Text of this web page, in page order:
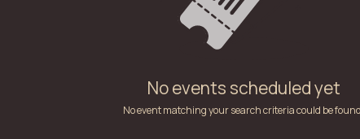
No events scheduled yet
No event matching your search criteria could be